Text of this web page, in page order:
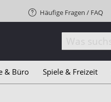
Häufige Fragen / FAQ
& Büro Spiele & Freizeit